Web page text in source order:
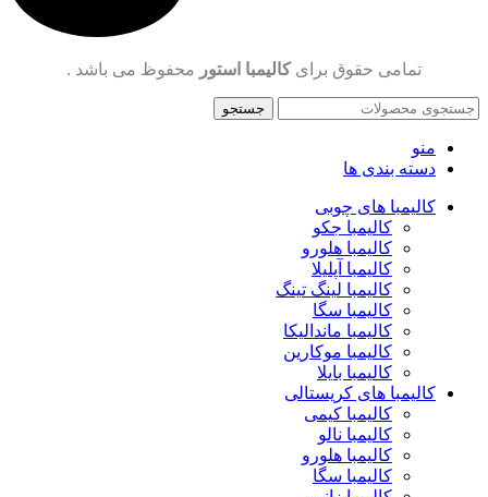
تمامی حقوق برایکالیمبا استور محفوظ می باشد .
جستجو
منو
دسته بندی ها
کالیمبا های چوبی
کالیمبا جکو
کالیمبا هلورو
کالیمبا آپلیلا
کالیمبا لینگ تینگ
کالیمبا سگا
کالیمبا ماندالیکا
کالیمبا موکارین
کالیمبا بایلا
کالیمبا های کریستالی
کالیمبا کیمی
کالیمبا نالو
کالیمبا هلورو
کالیمبا سگا